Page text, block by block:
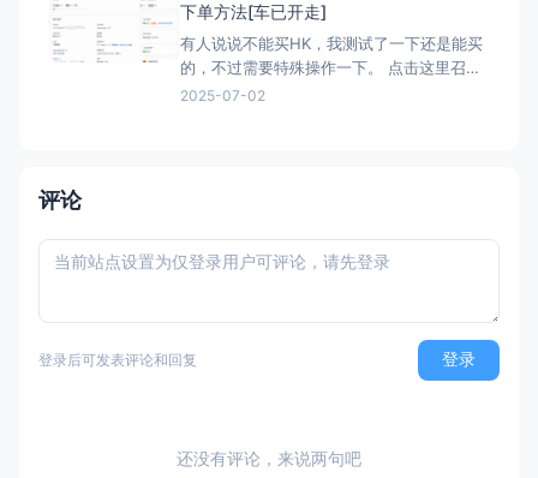
下单方法[车已开走]
有人说说不能买HK，我测试了一下还是能买
的，不过需要特殊操作一下。 点击这里召唤
神龙，获取HK购买资格链接：注意有AFF，
2025-07-02
评论
登录后可发表评论和回复 登录
还没有评论，来说两句吧